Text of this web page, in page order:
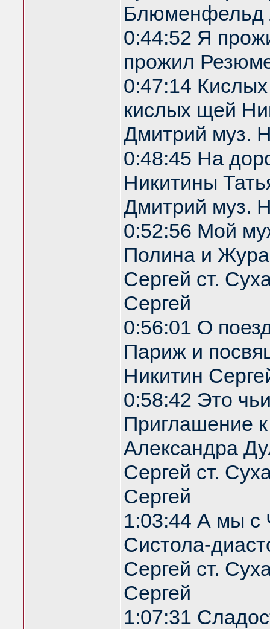
Блюменфельд
0:44:52 Я
прожил
0:47:14
кислых щей
Дмитрий муз.
0:48:45 На
Никитины
Дмитрий муз.
0:52:56 Мой
Полина и
Сергей ст.
Сергей
0:56:01 О
Париж и
Никитин
0:58:42 Это
Приглашение
Александра
Сергей ст.
Сергей
1:03:44 А мы с
Систола-
Сергей ст.
Сергей
1:07:31